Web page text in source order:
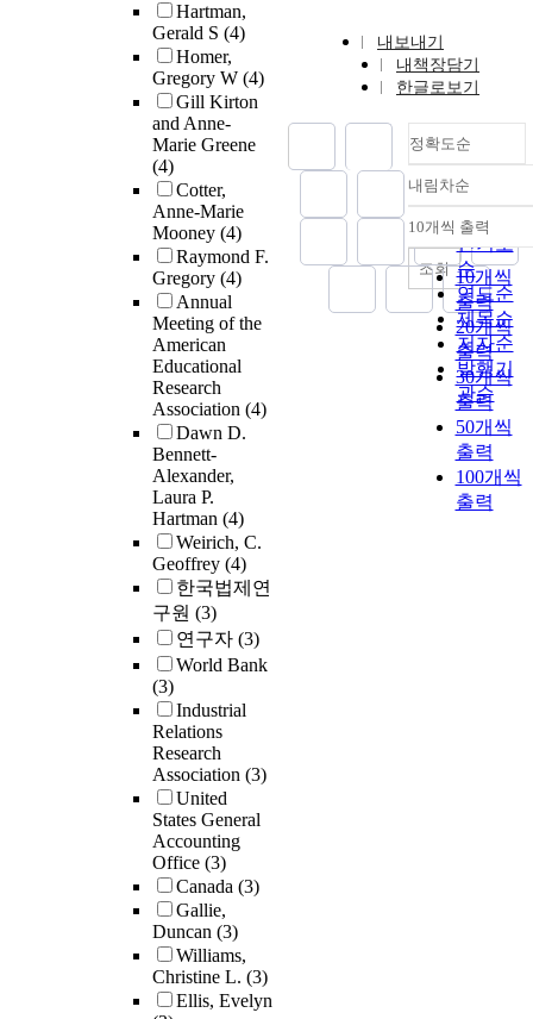
Hartman,
Gerald S (4)
Homer,
Gregory W (4)
Gill Kirton
and Anne-
Marie Greene
(4)
Cotter,
Anne-Marie
Mooney (4)
Raymond F.
Gregory (4)
Annual
Meeting of the
American
Educational
Research
Association (4)
Dawn D.
Bennett-
Alexander,
Laura P.
Hartman (4)
Weirich, C.
Geoffrey (4)
한국법제연
구원 (3)
연구자 (3)
World Bank
(3)
Industrial
Relations
Research
Association (3)
United
States General
Accounting
Office (3)
Canada (3)
Gallie,
Duncan (3)
Williams,
Christine L. (3)
Ellis, Evelyn
내보내기
내책장담기
한글로보기
정확도순
정확도
순
인기도
순
연도순
제목순
저자순
발행기
관순
내림차순
내림차순
10개씩 출력
10개씩
출력
20개씩
출력
30개씩
출력
50개씩
출력
100개씩
출력
조회